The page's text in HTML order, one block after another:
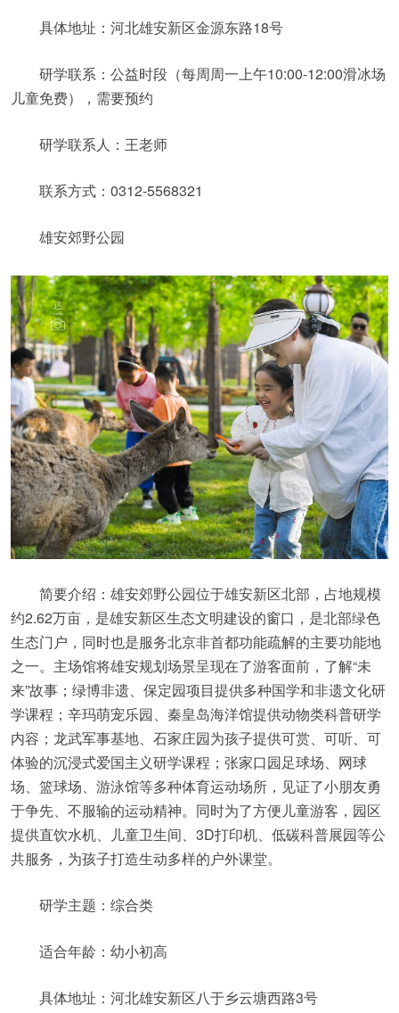
具体地址：河北雄安新区金源东路18号
研学联系：公益时段（每周周一上午10:00-12:00滑冰场
儿童免费），需要预约
研学联系人：王老师
联系方式：0312-5568321
雄安郊野公园
简要介绍：雄安郊野公园位于雄安新区北部，占地规模
约2.62万亩，是雄安新区生态文明建设的窗口，是北部绿色
生态门户，同时也是服务北京非首都功能疏解的主要功能地
之一。主场馆将雄安规划场景呈现在了游客面前，了解“未
来”故事；绿博非遗、保定园项目提供多种国学和非遗文化研
学课程；辛玛萌宠乐园、秦皇岛海洋馆提供动物类科普研学
内容；龙武军事基地、石家庄园为孩子提供可赏、可听、可
体验的沉浸式爱国主义研学课程；张家口园足球场、网球
场、篮球场、游泳馆等多种体育运动场所，见证了小朋友勇
于争先、不服输的运动精神。同时为了方便儿童游客，园区
提供直饮水机、儿童卫生间、3D打印机、低碳科普展园等公
共服务，为孩子打造生动多样的户外课堂。
研学主题：综合类
适合年龄：幼小初高
具体地址：河北雄安新区八于乡云塘西路3号